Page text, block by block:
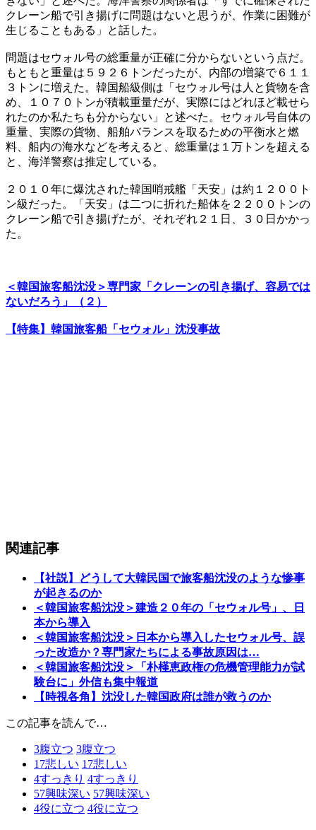
クレーン船で引き揚げに問題はないと思うが、作業に困難が
生じることもある」と話した。
問題はセウォル号の総重量が正確に分からないという点だ。
もともと重量は５９２６トンだったが、内部の増築で６１１
３トンに増えた。韓国船級側は「セウォル号は人と貨物を含
め、１０７０トンが積載重量だが、実際にはどれほど載せら
れたのか私たちも分からない」と述べた。セウォル号自体の
重量、実際の貨物、船舶バランスを取るための平衡水と燃
料、船内の海水などを考えると、総重量は１万トンを超える
と、海洋警察は推定している。
２０１０年に爆沈された韓国哨戒艦「天安」は約１２００ト
ン級だった。「天安」は二つに折れた船体を２２００トンの
クレーン船で引き揚げたが、それぞれ２１日、３０日かかっ
た。
＜韓国旅客船沈没＞専門家「クレーンの引き揚げ、容易では
ないだろう」（２）
【特集】韓国旅客船「セウォル」沈没事故
関連記事
【社説】どうして大韓民国で旅客船沈没のような惨事
が起きるのか
＜韓国旅客船沈没＞建造２０年の「セウォル号」、日
本から導入
＜韓国旅客船沈没＞日本から導入したセウォル号、誤
った改造か？専門家たちによる事故原因は…
＜韓国旅客船沈没＞「朴槿恵政権の危機管理能力が試
験台に」外信も集中報道
【時視各角】沈没した韓国政府は誰が救うのか
この記事を読んで…
3腹立つ 3腹立つ
17悲しい 17悲しい
4すっきり 4すっきり
57興味深い 57興味深い
4役に立つ 4役に立つ